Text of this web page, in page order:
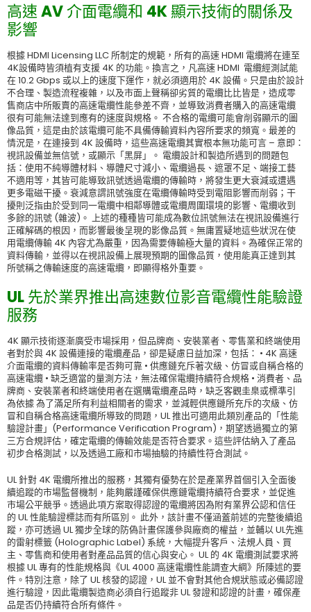
高速 AV 介面電纜和 4K 顯示技術的關係及
影響
根據 HDMI Licensing LLC 所制定的規範，所有的高速 HDMI 電纜將在連至
4K設備時皆須植有支援 4K 的功能。換言之，凡高速 HDMI 電纜經測試能
在 10.2 Gbps 或以上的速度下運作，就必須適用於 4K 設備。只是由於設計
不合理、製造流程複雜，以及市面上聲稱卻劣質的電纜比比皆是，造成零
售商店中所販賣的高速電纜性能參差不齊，並導致消費者購入的高速電纜
很有可能無法達到應有的速度與規格。 不合格的電纜可能會削弱顯示的圖
像品質，這是由於該電纜可能不具備傳輸資料內容所要求的頻寬。最差的
情況是，在連接到 4K 設備時，這些高速電纜其實根本無功能可言 – 意即：
視訊設備並無信號，或顯示「黑屏」。 電纜設計和製造所遇到的問題包
括：使用不純導體材料、導體尺寸減小、電纜過長、遮罩不足、端接工藝
不適用等，其皆可能導致訊號透過電纜的傳輸時，將發生更大衰減或遭遇
更多電磁干擾。衰減意謂訊號強度在電纜傳輸時受到電阻影響而削弱；干
擾則泛指由於受到同一電纜中相鄰導體或電纜周圍環境的影響、電纜收到
多餘的訊號 (雜波)。 上述的種種皆可能成為數位訊號無法在視訊設備進行
正確解碼的根因，而影響最後呈現的影像品質。無庸置疑地這些狀況在使
用電纜傳輸 4K 內容尤為嚴重，因為需要傳輸極大量的資料。為確保正常的
資料傳輸，並得以在視訊設備上展現預期的圖像品質，使用能真正達到其
所號稱之傳輸速度的高速電纜，即顯得格外重要。
UL 先於業界推出高速數位影音電纜性能驗證
服務
4K 顯示技術逐漸廣受市場採用，但品牌商、安裝業者、零售業和終端使用
者對於與 4K 設備連接的電纜產品，卻是疑慮日益加深，包括： • 4K 高速
介面電纜的資料傳輸率是否夠可靠 • 供應鏈充斥著次級、仿冒或自稱合格的
高速電纜 • 缺乏適當的量測方法，無法確保電纜持續符合規格 • 消費者、品
牌商、安裝業者和終端使用者在選購電纜產品時，缺乏客觀圭臬或標準引
為依據 為了滿足所有利益相關者的需求，並減輕供應鏈所充斥的次級、仿
冒和自稱合格高速電纜所導致的問題，UL 推出可適用此類別產品的「性能
驗證計畫」(Performance Verification Program)，期望透過獨立的第
三方合規評估，確定電纜的傳輸效能是否符合要求。這些評估納入了產品
初步合格測試，以及透過工廠和市場抽驗的持續性符合測試。
UL 針對 4K 電纜所推出的服務，其獨有優勢在於是產業界首個引入全面後
續追蹤的市場監督機制，能夠嚴謹確保供應鏈電纜持續符合要求，並促進
市場公平競爭。透過此項方案取得認證的電纜將因為附有業界公認和信任
的 UL 性能驗證標誌而有所區別。 此外，該計畫不僅涵蓋前述的完整後續追
蹤，亦可透過 UL 獨步全球的防偽計畫保護參與廠商的權益，並輔以 UL先進
的雷射標籤 (Holographic Label) 系統，大幅提升客戶、法規人員、買
主、零售商和使用者對產品品質的信心與安心。 UL 的 4K 電纜測試要求將
根據 UL 專有的性能規格與《UL 4000 高速電纜性能調查大綱》所陳述的要
件。特別注意，除了 UL 核發的認證，UL 並不會對其他合規狀態或必備認證
進行驗證，因此電纜製造商必須自行追蹤非 UL 發證和認證的計畫，確保產
品是否仍持續符合所有條件。